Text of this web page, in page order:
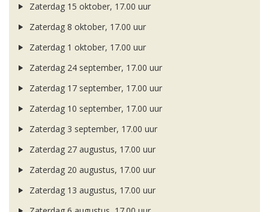
Zaterdag 15 oktober, 17.00 uur
Zaterdag 8 oktober, 17.00 uur
Zaterdag 1 oktober, 17.00 uur
Zaterdag 24 september, 17.00 uur
Zaterdag 17 september, 17.00 uur
Zaterdag 10 september, 17.00 uur
Zaterdag 3 september, 17.00 uur
Zaterdag 27 augustus, 17.00 uur
Zaterdag 20 augustus, 17.00 uur
Zaterdag 13 augustus, 17.00 uur